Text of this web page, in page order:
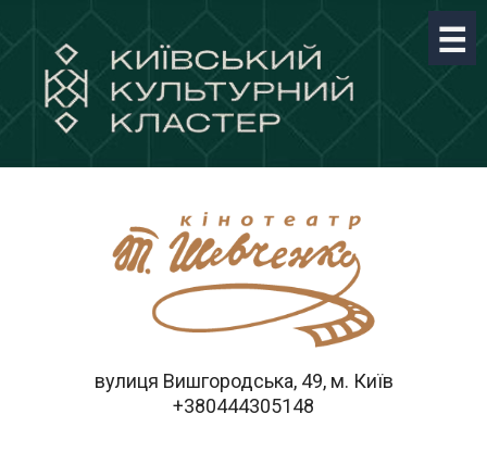
вулиця Вишгородська, 49, м. Київ
+380444305148